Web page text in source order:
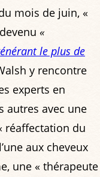
mois de juin, «
«
le plus de
y rencontre
experts en
autres avec une
réaffectation du
aux cheveux
une « thérapeute